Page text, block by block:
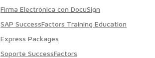
Firma Electrónica con DocuSign
SAP SuccessFactors Training Education
Express Packages
Soporte SuccessFactors